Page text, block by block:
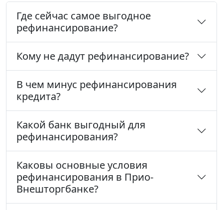
Где сейчас самое выгодное
рефинансирование?
Кому не дадут рефинансирование?
В чем минус рефинансирования
кредита?
Какой банк выгодный для
рефинансирования?
Каковы основные условия
рефинансирования в Прио-
Внешторгбанке?